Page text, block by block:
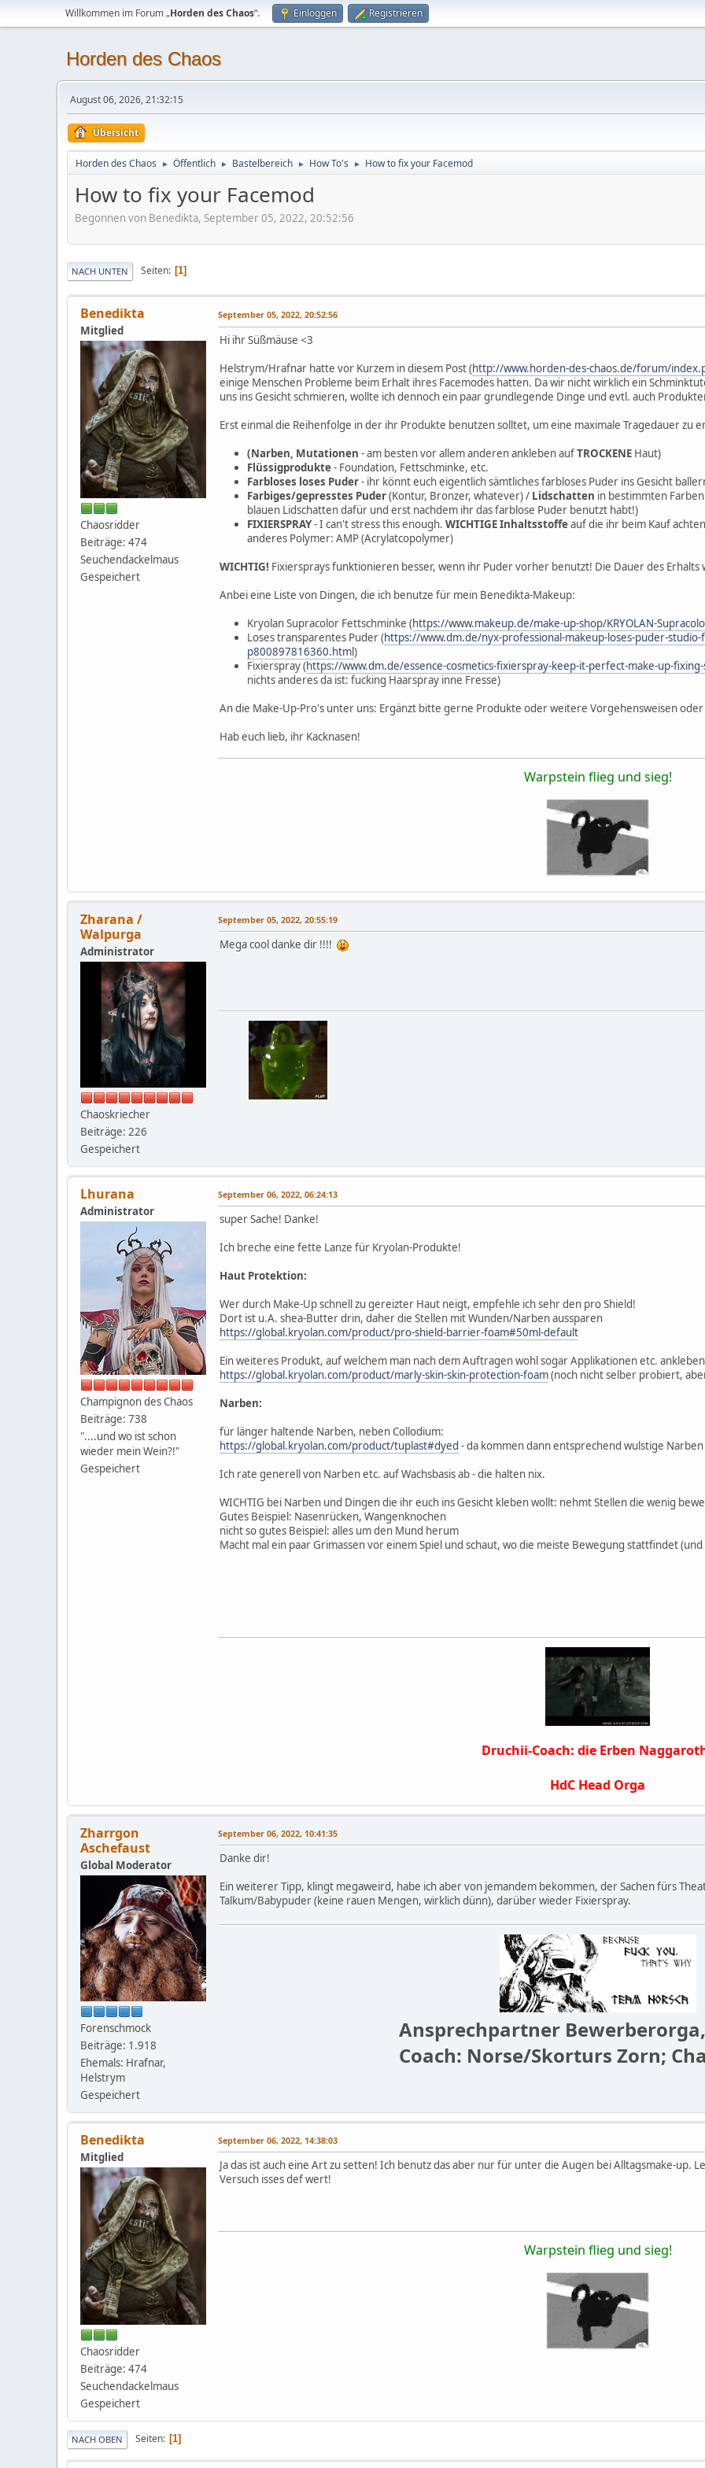
Willkommen im Forum „Horden des Chaos“. Einloggen Registrieren
Horden des Chaos
August 06, 2026, 21:32:15
Übersicht
Horden des Chaos ► Öffentlich ► Bastelbereich ► How To's ► How to fix your Facemod
How to fix your Facemod
Begonnen von Benedikta, September 05, 2022, 20:52:56
NACH UNTEN Seiten 1
Benedikta
Mitglied
Chaosridder
Beiträge: 474
Seuchendackelmaus
Gespeichert
September 05, 2022, 20:52:56
Hi ihr Süßmäuse <3
Helstrym/Hrafnar hatte vor Kurzem in diesem Post (http://www.horden-des-chaos.de/forum/
einige Menschen Probleme beim Erhalt ihres Facemodes hatten. Da wir nicht wirklich ein
uns ins Gesicht schmieren, wollte ich dennoch ein paar grundlegende Dinge und evtl. auch
Erst einmal die Reihenfolge in der ihr Produkte benutzen solltet, um eine maximale Tragedauer zu
(Narben, Mutationen - am besten vor allem anderen ankleben aufTROCKENE Haut)
Flüssigprodukte- Foundation, Fettschminke, etc.
Farbloses loses Puder- ihr könnt euch eigentlich sämtliches farbloses Puder ins Gesicht
Farbiges/gepresstes Puder(Kontur, Bronzer, whatever) / Lidschatten in bestimmten
blauen Lidschatten dafür und erst nachdem ihr das farblose Puder benutzt habt!)
FIXIERSPRAY- I can't stress this enough. WICHTIGE Inhaltsstoffeauf die ihr beim Kauf
anderes Polymer: AMP (Acrylatcopolymer)
WICHTIG! Fixiersprays funktionieren besser, wenn ihr Puder vorher benutzt! Die Dauer des
Anbei eine Liste von Dingen, die ich benutze für mein Benedikta-Makeup:
Kryolan Supracolor Fettschminke (https://www.makeup.de/make-up-shop/KRYOLAN-
Loses transparentes Puder (https://www.dm.de/nyx-professional-makeup-loses-puder-
p800897816360.html)
Fixierspray (https://www.dm.de/essence-cosmetics-fixierspray-keep-it-perfect-make-up-
nichts anderes da ist: fucking Haarspray inne Fresse)
An die Make-Up-Pro's unter uns: Ergänzt bitte gerne Produkte oder weitere Vorgehensweisen
Hab euch lieb, ihr Kacknasen!
Warpstein flieg und sieg!
Zharana /
Walpurga
Administrator
Chaoskriecher
Beiträge: 226
Gespeichert
September 05, 2022, 20:55:19
Mega cool danke dir !!!!
Lhurana
Administrator
Champignon des Chaos
Beiträge: 738
"....und wo ist schon
wieder mein Wein?!"
Gespeichert
September 06, 2022, 06:24:13
super Sache! Danke!
Ich breche eine fette Lanze für Kryolan-Produkte!
Haut Protektion:
Wer durch Make-Up schnell zu gereizter Haut neigt, empfehle ich sehr den pro Shield!
Dort ist u.A. shea-Butter drin, daher die Stellen mit Wunden/Narben aussparen
https://global.kryolan.com/product/pro-shield-barrier-foam#50ml-default
Ein weiteres Produkt, auf welchem man nach dem Auftragen wohl sogar Applikationen etc.
https://global.kryolan.com/product/marly-skin-skin-protection-foam(noch nicht selber probiert,
Narben:
für länger haltende Narben, neben Collodium:
https://global.kryolan.com/product/tuplast#dyed - da kommen dann entsprechend wulstige
Ich rate generell von Narben etc. auf Wachsbasis ab - die halten nix.
WICHTIG bei Narben und Dingen die ihr euch ins Gesicht kleben wollt: nehmt Stellen die wenig
Gutes Beispiel: Nasenrücken, Wangenknochen
nicht so gutes Beispiel: alles um den Mund herum
Macht mal ein paar Grimassen vor einem Spiel und schaut, wo die meiste Bewegung stattfindet (und
Druchii-Coach: die Erben
HdC Head Orga
Zharrgon
Aschefaust
Global Moderator
Forenschmock
Beiträge: 1.918
Ehemals: Hrafnar,
Helstrym
Gespeichert
September 06, 2022, 10:41:35
Danke dir!
Ein weiterer Tipp, klingt megaweird, habe ich aber von jemandem bekommen, der Sachen fürs
Talkum/Babypuder (keine rauen Mengen, wirklich dünn), darüber wieder Fixierspray.
Ansprechpartner
Coach: Norse/Skorturs Zorn;
Benedikta
Mitglied
Chaosridder
Beiträge: 474
Seuchendackelmaus
Gespeichert
September 06, 2022, 14:38:03
Ja das ist auch eine Art zu setten! Ich benutz das aber nur für unter die Augen bei Alltagsmake-up.
Versuch isses def wert!
Warpstein flieg und sieg!
NACH OBEN Seiten 1